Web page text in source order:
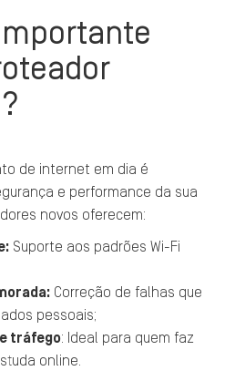
de internet em dia é
e performance da sua
novos oferecem:
Suporte aos padrões Wi-Fi
Correção de falhas que
pessoais;
tráfego: Ideal para quem faz
online.